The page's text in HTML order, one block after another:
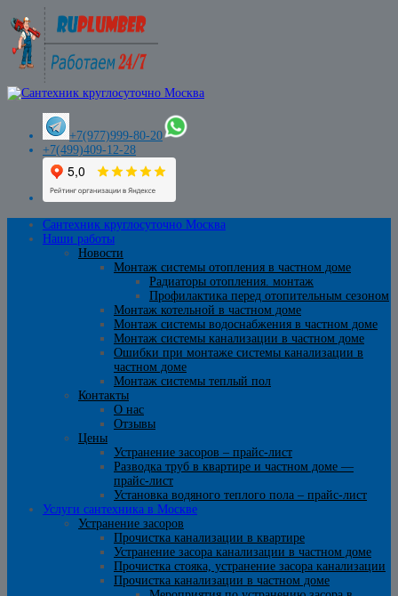
+7(977)999-80-20
+7(499)409-12-28
Сантехник круглосуточно Москва
Наши работы
Новости
Монтаж системы отопления в частном доме
Радиаторы отопления. монтаж
Профилактика перед отопительным сезоном
Монтаж котельной в частном доме
Монтаж системы водоснабжения в частном доме
Монтаж системы канализации в частном доме
Ошибки при монтаже системы канализации в
частном доме
Монтаж системы теплый пол
Контакты
О нас
Отзывы
Цены
Устранение засоров – прайс-лист
Разводка труб в квартире и частном доме —
прайс-лист
Установка водяного теплого пола – прайс-лист
Услуги сантехника в Москве
Устранение засоров
Прочистка канализации в квартире
Устранение засора канализации в частном доме
Прочистка стояка, устранение засора канализации
Прочистка канализации в частном доме